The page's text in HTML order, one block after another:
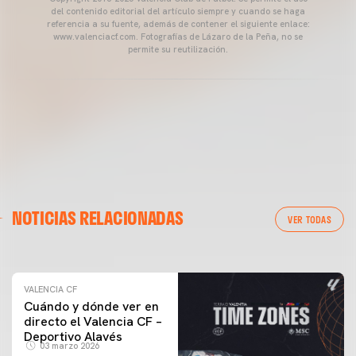
del contenido editorial del artículo siempre y cuando se haga
referencia a su fuente, además de contener el siguiente enlace:
www.valenciacf.com. Fotografías de Lázaro de la Peña, no se
permite su reutilización.
NOTICIAS RELACIONADAS VER TODAS
ENTRENAMIENTO DEL VALENCIA CF 04/03/26
VALENCIA CF
Cuándo y dónde ver en
directo el Valencia CF –
Deportivo Alavés
03 marzo 2026